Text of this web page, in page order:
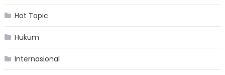
Hot Topic
Hukum
Internasional